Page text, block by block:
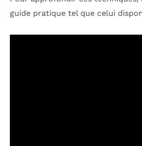
guide pratique tel que celui